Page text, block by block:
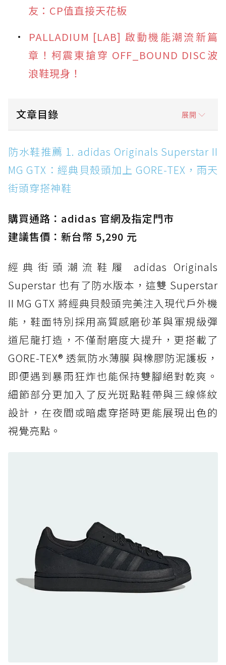
友：CP值直接天花板
PALLADIUM [LAB] 啟動機能潮流新篇
章！柯震東搶穿 OFF_BOUND DISC波
浪鞋現身！
文章目錄 展開
防水鞋推薦 1. adidas Originals Superstar II
MG GTX：經典貝殼頭加上 GORE-TEX，雨天街
頭穿搭神鞋
防水鞋推薦 2. New Balance Hierro v9 GORE-
防水鞋推薦 3. Nike Dunk Low GORE-TEX：
經典 Dunk 輪廓加上防水科技，雨天穿搭帥度不
打折
防水鞋推薦 4. ASICS TRABUCO 14 GTX：搭
載 GORE-TEX 隱形貼合科技，全方位防水神鞋
防水鞋推薦 5. Salomon XT-6 GORE-TEX：潮
人必備山系鞋王！防滑、防水與街頭顏值一次攻
頂
防水鞋推薦 6. HOKA Stinson Evo GTX：越野
復刻厚底，GORE-TEX 防水與增高神器一次滿
防水鞋推薦 7. Timberland Motion Access：
黃靴同級頂級防水，輕量化工裝健走鞋雨天必備
防水鞋推薦 7. Timberland Motion Access：
黃靴同級頂級防水，輕量化工裝健走鞋雨天必備
防水鞋推薦 10. PUMA Voyage NITRO™ 4
GORE-TEX：氮氣中底注入，回彈與防滑兼具的
全天候越野跑鞋
防水鞋推薦 11. On Cloudhorizon 2 WP：腳
感軟彈、搭載 Missiongrip™ 的防水輕越野鞋
防水鞋推薦 1. adidas Originals Superstar II
MG GTX：經典貝殼頭加上 GORE-TEX，雨天
街頭穿搭神鞋
購買通路：adidas 官網及指定門市
建議售價：新台幣 5,290 元
經典街頭潮流鞋履 adidas Originals
Superstar 也有了防水版本，這雙 Superstar
II MG GTX 將經典貝殼頭完美注入現代戶外機
能，鞋面特別採用高質感磨砂革與軍規級彈
道尼龍打造，不僅耐磨度大提升，更搭載了
GORE-TEX® 透氣防水薄膜 與橡膠防泥護板，
即便遇到暴雨狂炸也能保持雙腳絕對乾爽。
細節部分更加入了反光斑點鞋帶與三線條紋
設計，在夜間或暗處穿搭時更能展現出色的
視覺亮點。